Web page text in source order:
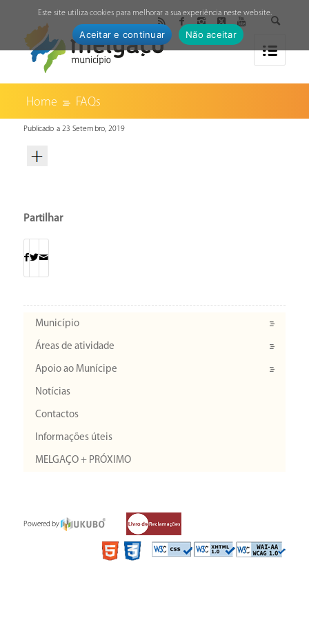
Home FAQs
Publicado a 23 Setembro, 2019
Partilhar
Município
Áreas de atividade
Apoio ao Munícipe
Notícias
Contactos
Informações úteis
MELGAÇO + PRÓXIMO
Powered by
Este site utiliza cookies para melhorar a sua experiência neste website.
Aceitar e continuar Não aceitar